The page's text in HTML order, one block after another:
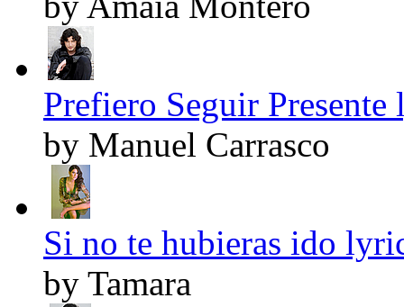
Prefiero Seguir Presente
by Manuel Carrasco
Si no te hubieras ido
by Tamara